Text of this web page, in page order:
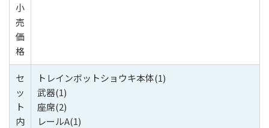
小
売
価
格
セ
ッ
ト
内
トレインボットショウキ本体(1)
武器(1)
座席(2)
レールA(1)